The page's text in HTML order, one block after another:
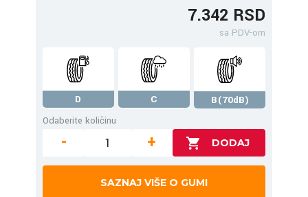
7.342 RSD
sa PDV-om
D C
B(70dB)
Odaberite količinu
- +
SAZNAJ VIŠE O GUMI